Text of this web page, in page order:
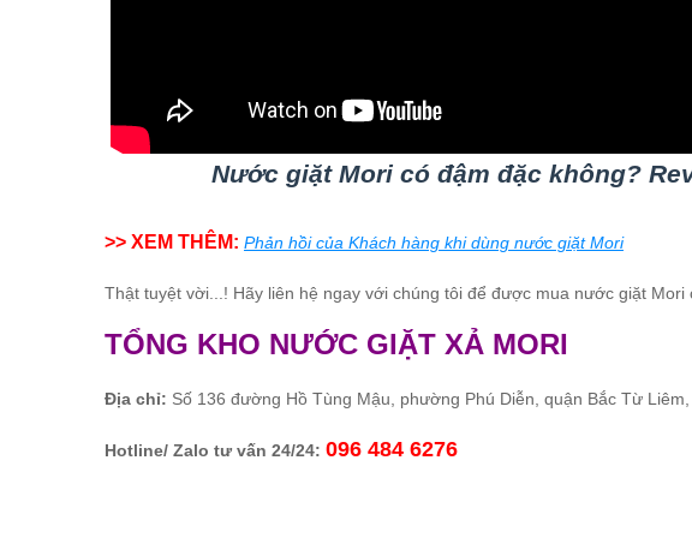
Nước giặt Mori có đậm đặc không?
>> XEM THÊM: Phản hồi của Khách hàng khi dùng nước giặt Mori
Thật tuyệt vời...! Hãy liên hệ ngay với chúng tôi để được mua nước giặt Mori
TỔNG KHO NƯỚC GIẶT XẢ MORI
Địa chỉ: Số 136 đường Hồ Tùng Mậu, phường Phú Diễn, quận Bắc Từ
Hotline/ Zalo tư vấn 24/24: 096 484 6276